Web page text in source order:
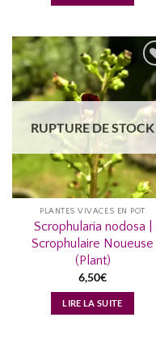
AJOUTER
À MA
LISTE
D’ENVIES...
RUPTURE DE STOCK
PLANTES VIVACES EN POT
Scrophularia nodosa |
Scrophulaire Noueuse
(Plant)
6,50€
LIRE LA SUITE